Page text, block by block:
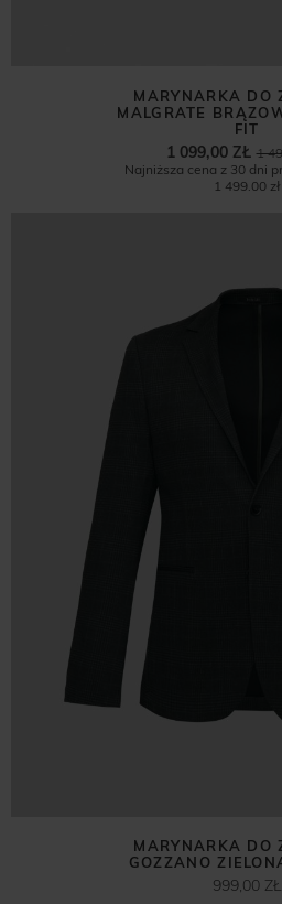
MARYNARKA DO
MALGRATE
FIT
1
1 099,00 ZŁ
Najniższa cena z 30 dni
1 499,00 zł
MARYNARKA DO
GOZZANO
999,00 ZŁ